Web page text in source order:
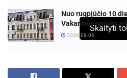
Nuo rugpjūčio 10
Vakarinės gatvės
2026-08-06
Futbolo klubas „Panevėžys“
Skaityti